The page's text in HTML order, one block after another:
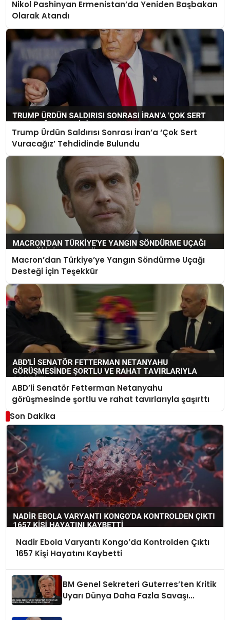
Nikol Pashinyan Ermenistan’da Yeniden Başbakan
Olarak Atandı
Trump Ürdün Saldırısı Sonrası İran’a ‘Çok Sert
Vuracağız’ Tehdidinde Bulundu
Macron’dan Türkiye’ye Yangın Söndürme Uçağı
Desteği İçin Teşekkür
ABD’li Senatör Fetterman Netanyahu
görüşmesinde şortlu ve rahat tavırlarıyla şaşırttı
Son Dakika
Nadir Ebola Varyantı Kongo’da Kontrolden Çıktı
1657 Kişi Hayatını Kaybetti
BM Genel Sekreteri Guterres’ten Kritik
Uyarı Dünya Daha Fazla Savaşı